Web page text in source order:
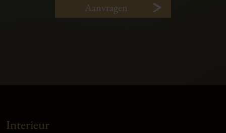
Aanvragen
Interieur